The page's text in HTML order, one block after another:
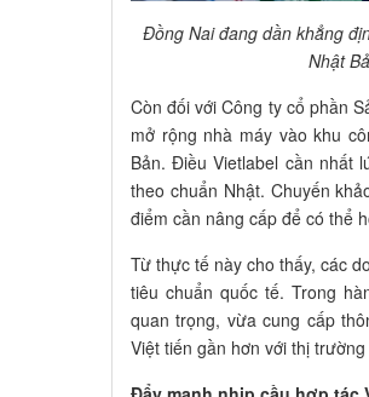
Đồng Nai đang dần khẳng
Nhật
Còn đối với Công ty cổ phần
mở rộng nhà máy vào khu
Bản. Điều Vietlabel cần nhất
theo chuẩn Nhật. Chuyến
điểm cần nâng cấp để có thể
Từ thực tế này cho thấy, các
tiêu chuẩn quốc tế. Trong
quan trọng, vừa cung cấp
Việt tiến gần hơn với thị